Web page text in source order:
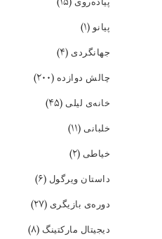
پیانو(۱)
جهانگردی (۴)
چالش دوازده (۲۰۰)
خانه‌ی لیلی (۴۵)
خلبانی (۱۱)
خیاطی (۲)
داستان ویرگول (۶)
دوره‌ی بازیگری (۲۷)
دیجیتال مارکتینگ (۸)